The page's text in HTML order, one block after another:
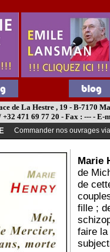
de La Hestre , 19 - B-7170
471 69 77 20 - Fax : --- - E-
Commander nos ouvrages
Marie
de
de
fille ;
faire la